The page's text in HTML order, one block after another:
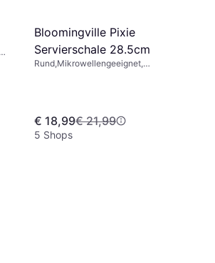
Bloomingville Pixie
Servierschale 28.5cm
Rund,Mikrowellengeeignet,
€ 18,99€ 21,99
5 Shops